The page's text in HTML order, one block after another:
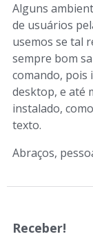
Alguns
de usuários
usemos se tal
sempre bom
comando, pois
desktop, e até
instalado,
texto.
Abraços,
Receber!